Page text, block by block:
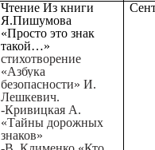
Чтение Из книги
Я.Пишумова
«Просто это знак
такой…»
стихотворение
«Азбука
безопасности» И.
Лешкевич.
-Кривицкая А.
«Тайны дорожных
знаков»